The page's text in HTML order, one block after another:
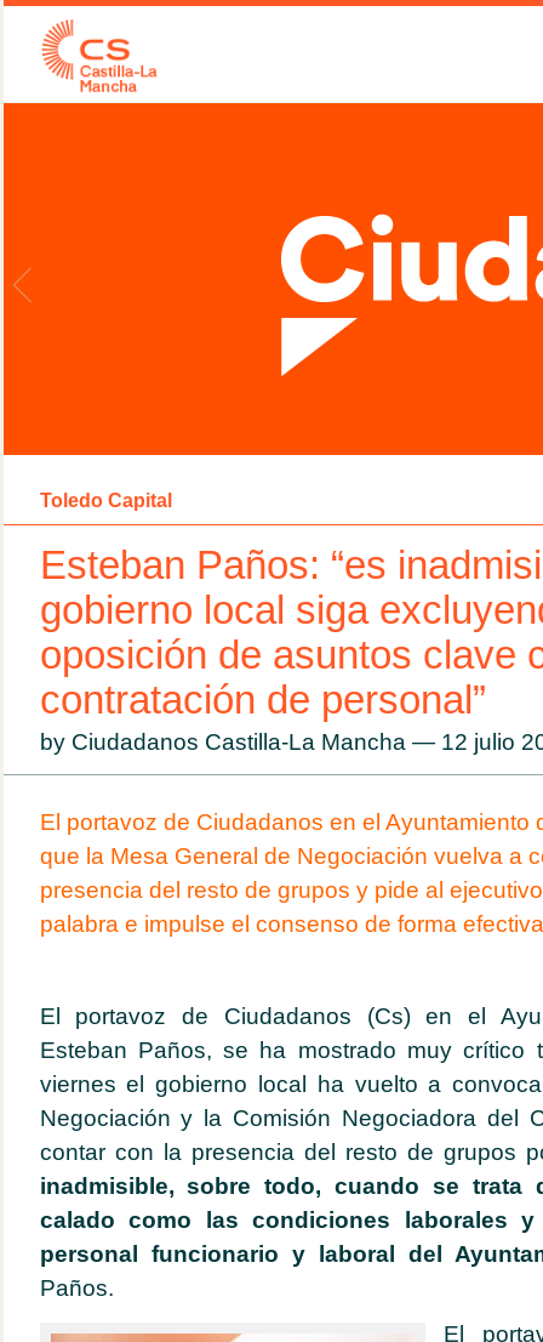
Toledo Capital
Esteban Paños: “es
gobierno local siga
oposición de asuntos clave
contratación de personal”
by Ciudadanos Castilla-La Mancha — 12 julio
El portavoz de Ciudadanos en el Ayuntamiento
que la Mesa General de Negociación vuelva a
presencia del resto de grupos y pide al
palabra e impulse el consenso de forma efectiva
El portavoz de Ciudadanos (Cs) en el
Esteban Paños, se ha mostrado muy crítico
viernes el gobierno local ha vuelto a
Negociación y la Comisión Negociadora del
contar con la presencia del resto de grupos
inadmisible, sobre todo, cuando se trata
calado como las condiciones laborales
personal funcionario y laboral del
Paños.
El